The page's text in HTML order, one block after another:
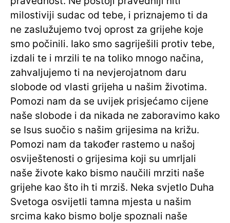
milostiviji sudac od tebe, i priznajemo ti da
ne zaslužujemo tvoj oprost za grijehe koje
smo počinili. Iako smo sagriješili protiv tebe,
izdali te i mrzili te na toliko mnogo načina,
zahvaljujemo ti na nevjerojatnom daru
slobode od vlasti grijeha u našim životima.
Pomozi nam da se uvijek prisjećamo cijene
naše slobode i da nikada ne zaboravimo kako
se Isus suočio s našim grijesima na križu.
Pomozi nam da također rastemo u našoj
osviještenosti o grijesima koji su umrljali
naše živote kako bismo naučili mrziti naše
grijehe kao što ih ti mrziš. Neka svjetlo Duha
Svetoga osvijetli tamna mjesta u našim
srcima kako bismo bolje spoznali naše